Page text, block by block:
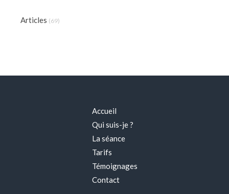
Articles (69)
Accueil
Qui suis-je ?
La séance
Tarifs
Témoignages
Contact